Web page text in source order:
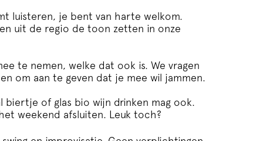
luisteren, je bent van harte welkom.
uit de regio de toon zetten in onze
te nemen, welke dat ook is. We vragen
om aan te geven dat je mee wil jammen.
biertje of glas bio wijn drinken mag ook.
weekend afsluiten. Leuk toch?